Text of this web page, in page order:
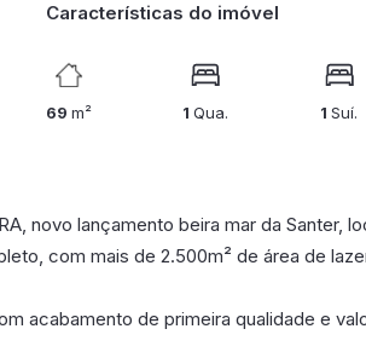
Características do imóvel
69 m² 1Qua. 1Suí.
novo lançamento beira mar da Santer,
com mais de 2.500m² de área de
acabamento de primeira qualidade e